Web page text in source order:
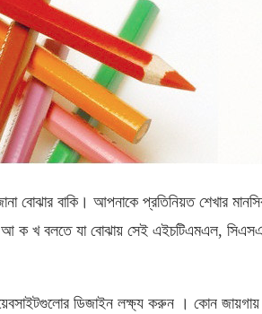
বোঝার বাকি। আপনাকে প্রতিনিয়ত শেখার
খ বলতে যা বোঝায় সেই এইচটিএমএল,
ডিজাইন লক্ষ্য করুন । কোন